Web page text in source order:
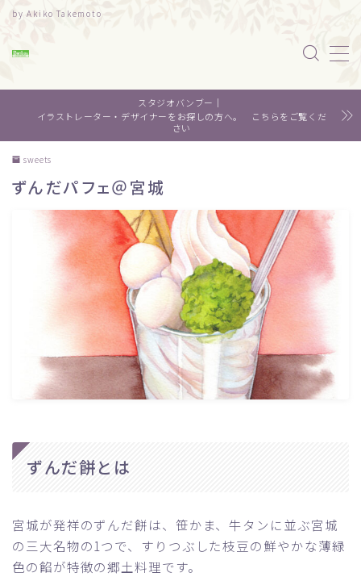
by Akiko Takemoto
MENU
水彩｜食べ物
水彩｜風景
デザイン
スタジオバンブー｜
イラストレーター・デザイナーをお探しの方へ。 こちらをご覧くだ
さい
sweets
ずんだパフェ＠宮城
ずんだ餅とは
宮城が発祥のずんだ餅は、笹かま、牛タンに並ぶ宮城
の三大名物の1つで、すりつぶした枝豆の鮮やかな薄緑
色の餡が特徴の郷土料理です。